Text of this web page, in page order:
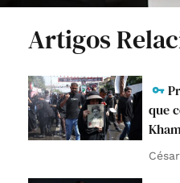
Artigos
que